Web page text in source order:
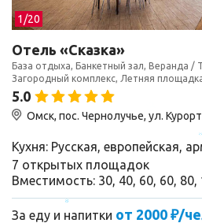
1/20
Отель «Сказка»
База отдыха, Банкетный зал, Веранда /
Загородный комплекс, Летняя
5.0
Омск, пос. Чернолучье, ул.
Кухня: Русская, европейская,
7 открытых площадок
Вместимость: 30, 40, 60, 60, 80,
За еду и напитки от 2000 ₽/